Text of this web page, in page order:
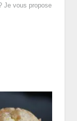
Je vous propose